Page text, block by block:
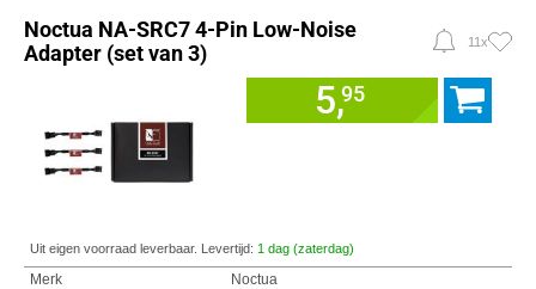
Noctua NA-SRC7 4-Pin Low-Noise
Adapter (set van 3)
11x
5,95
Uit eigen voorraad leverbaar. Levertijd: 1 dag (zaterdag)
Merk
Noctua